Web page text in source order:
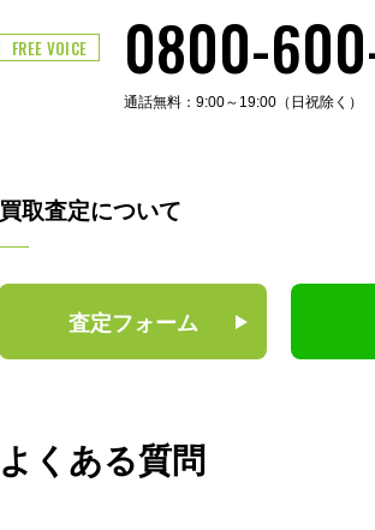
FREE VOICE 0800-
通話無料：9:00～19:00（日祝除く）
買取査定について
査定フォーム
よくある質問